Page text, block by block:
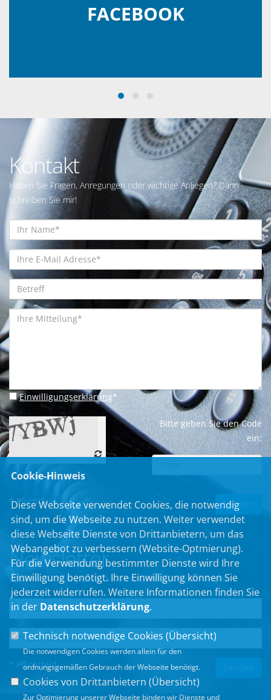
FACEBOOK
Kontakt
Haben Sie Fragen, Anregungen oder wichtige Anliegen? Dann
schreiben Sie mir!
Einwilligungserklärung*
Bitte geben Sie den Code
ein:
* Pflichtfeld
Newsletter
Erhalten Sie Neuigkeiten aus dem Landtag und der Region.
* Pflichtfeld
Cookie-Hinweis
Diese Webseite verwendet Cookies, die notwendig
sind, um die Webseite zu nutzen. Weiter verwendet
diese Webseite Dienste von Drittanbietern, um das
Webangebot zu verbessern (Website-Optmierung).
Für die Verwendung bestimmter Dienste wird Ihre
Einwilligung benötigt. Ihre Einwilligung können Sie
jederzeit widerrufen. Weitere Informationen finden Sie
in der Datenschutzerklärung.
Technisch notwendige Cookies (Übersicht)
Die notwendigen Cookies werden allein für den
ordnungsgemäßen Gebrauch der Webseite benötigt.
Cookies von Drittanbietern (Übersicht)
Zur Optimierung unserer Webseite binden wir Dienste und